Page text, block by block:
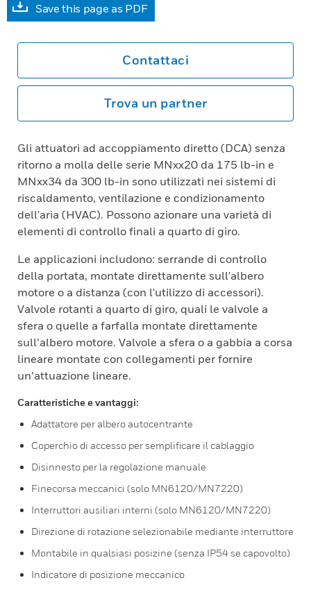
Save this page as PDF
Contattaci
Trova un partner
Gli attuatori ad accoppiamento diretto (DCA) senza
ritorno a molla delle serie MNxx20 da 175 lb-in e
MNxx34 da 300 lb-in sono utilizzati nei sistemi di
riscaldamento, ventilazione e condizionamento
dell'aria (HVAC). Possono azionare una varietà di
elementi di controllo finali a quarto di giro.
Le applicazioni includono: serrande di controllo
della portata, montate direttamente sull'albero
motore o a distanza (con l'utilizzo di accessori).
Valvole rotanti a quarto di giro, quali le valvole a
sfera o quelle a farfalla montate direttamente
sull’albero motore. Valvole a sfera o a gabbia a corsa
lineare montate con collegamenti per fornire
un’attuazione lineare.
Caratteristiche e vantaggi:
Adattatore per albero autocentrante
Coperchio di accesso per semplificare il cablaggio
Disinnesto per la regolazione manuale
Finecorsa meccanici (solo MN6120/MN7220)
Interruttori ausiliari interni (solo MN6120/MN7220)
Direzione di rotazione selezionabile mediante interruttore
Montabile in qualsiasi posizine (senza IP54 se capovolto)
Indicatore di posizione meccanico